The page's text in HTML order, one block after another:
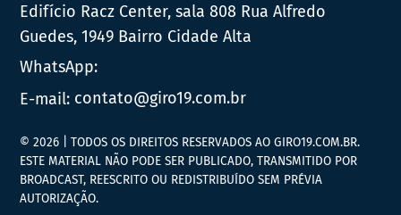
Edifício Racz Center, sala 808 Rua Alfredo
Guedes, 1949 Bairro Cidade Alta
WhatsApp:
E-mail: contato@giro19.com.br
© 2026 | TODOS OS DIREITOS RESERVADOS AO GIRO19.COM.BR.
ESTE MATERIAL NÃO PODE SER PUBLICADO, TRANSMITIDO POR
BROADCAST, REESCRITO OU REDISTRIBUÍDO SEM PRÉVIA
AUTORIZAÇÃO.